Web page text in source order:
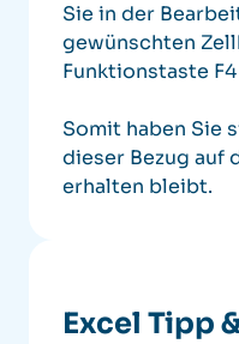
Sie in der
gewünschten
Funktionstaste
Somit haben Sie
dieser Bezug auf
erhalten bleibt.
Excel Tipp